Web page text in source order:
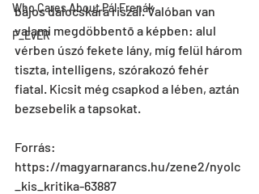
Who Cares About Pál Frenák
F_EvER
bájos dalocskára riszál. Valóban van
valami megdöbbentõ a képben: alul
vérben úszó fekete lány, míg felül három
tiszta, intelligens, szórakozó fehér
fiatal. Kicsit még csapkod a lében, aztán
bezsebelik a tapsokat.
Forrás:
https://magyarnarancs.hu/zene2/nyolc
_kis_kritika-63887